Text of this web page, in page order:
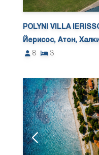
POLYNI VILLA
Йерисос, Атон,
8
3